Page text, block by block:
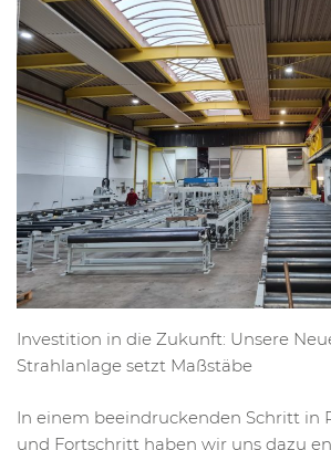
Investition in die Zukunft: Unsere
Strahlanlage setzt Maßstäbe
In einem beeindruckenden Schritt in
und Fortschritt haben wir uns dazu